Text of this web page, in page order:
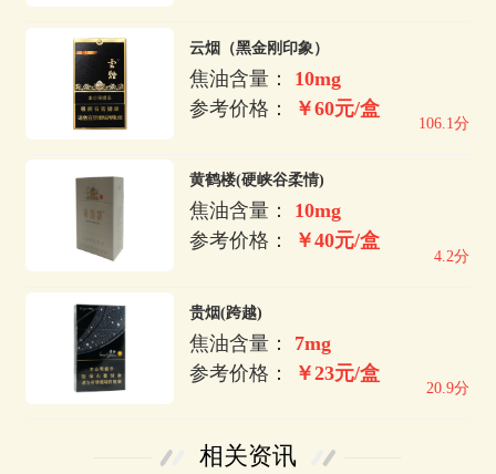
云烟（黑金刚印象）
焦油含量： 10mg
参考价格：
￥60元/盒
106.1分
黄鹤楼(硬峡谷柔情)
焦油含量： 10mg
参考价格：
￥40元/盒
4.2分
贵烟(跨越)
焦油含量： 7mg
参考价格：
￥23元/盒
20.9分
相关资讯